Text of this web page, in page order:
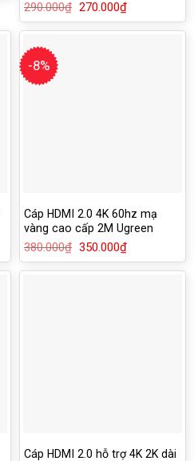
290.000₫ Giá
là:
270.000₫Giá
hiện
tại
-8%
Cáp HDMI 2.0 4K 60hz mạ
vàng cao cấp 2M Ugreen
50108
380.000₫ Giá
là:
350.000₫Giá
hiện
tại
Cáp HDMI 2.0 hỗ trợ 4K 2K dài